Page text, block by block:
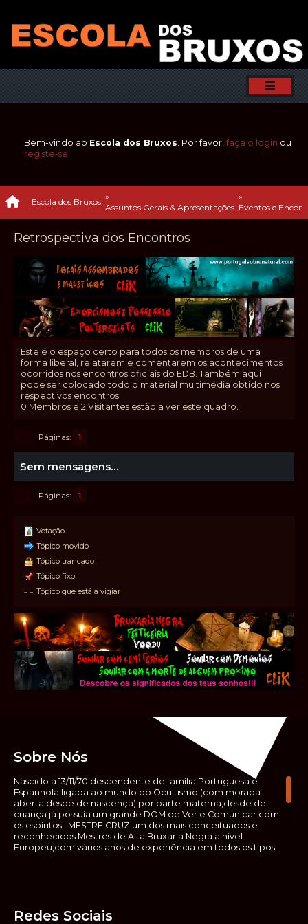
Bem-vindo ao Escola dos Bruxos. Por favor, faça o login ou
registe-se.
Escola dos Bruxos
»
Assuntos Gerais & Apresentações
»
Eventos e
Retrospectiva dos Encontros
Este é o espaço certo para todos os membros de uma
forma liberal, relatarem e comentarem os acontecimentos
ocorridos nos encontros oficiais do EDB. Também aqui
pode ser colocado todo o material multimédia obtido nos
respectivos encontros.
0 Membros e 2 Visitantes estão a ver este quadro.
Páginas 1
Sem mensagens...
Páginas 1
Votação
Tópico movido
Tópico trancado
Tópico fixo
Tópico que está a vigiar
Sobre Nós
Nascido a 13/11/70 descendente de família Portuguesa e
Espanhola ligada ao mundo do Ocultismo (com morada
aberta desde de nascença) por parte materna,desde de
criança já possuía um grande DOM de Ver e Comunicar com
os espíritos . MESTRE CRUZ um dos mais conceituados e
reconhecidos Mestres de Alta Bruxaria Negra a nível
Europeu,com vários anos de experiência em todos os tipos
de trabalhos de Ocultismo. Escreveu os seus saberes ocultos
não o faça sem precauções e sem possuir a devida
Redes Sociais